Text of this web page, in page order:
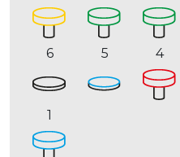
6 5 4
1